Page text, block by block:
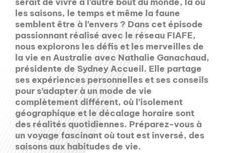
les saisons, le temps et même la faune
semblent être à l’envers ? Dans cet épisode
passionnant réalisé avec le réseau FIAFE,
nous explorons les défis et les merveilles de
la vie en Australie avec Nathalie Ganachaud,
présidente de Sydney Accueil. Elle partage
ses expériences personnelles et ses conseils
pour s’adapter à un mode de vie
complètement différent, où l’isolement
géographique et le décalage horaire sont
des réalités quotidiennes. Préparez-vous à
un voyage fascinant où tout est inversé, des
saisons aux habitudes de vie.